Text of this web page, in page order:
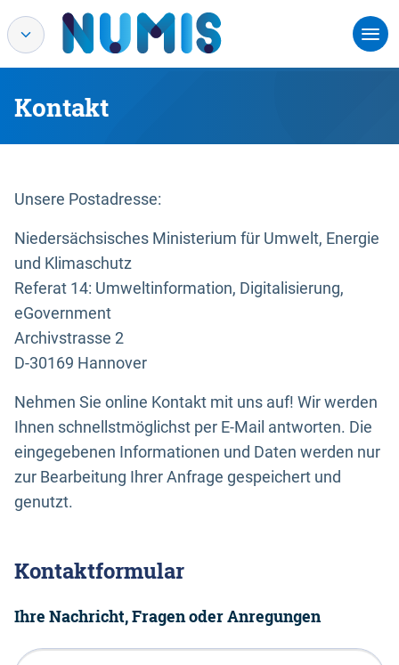
Kontakt
Unsere Postadresse:
Niedersächsisches Ministerium für Umwelt, Energie
und Klimaschutz
Referat 14: Umweltinformation, Digitalisierung,
eGovernment
Archivstrasse 2
D-30169 Hannover
Nehmen Sie online Kontakt mit uns auf! Wir werden
Ihnen schnellstmöglichst per E-Mail antworten. Die
eingegebenen Informationen und Daten werden nur
zur Bearbeitung Ihrer Anfrage gespeichert und
genutzt.
Kontaktformular
Ihre Nachricht, Fragen oder Anregungen